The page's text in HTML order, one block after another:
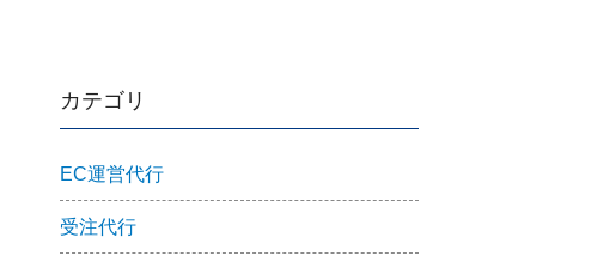
カテゴリ
EC運営代行
受注代行